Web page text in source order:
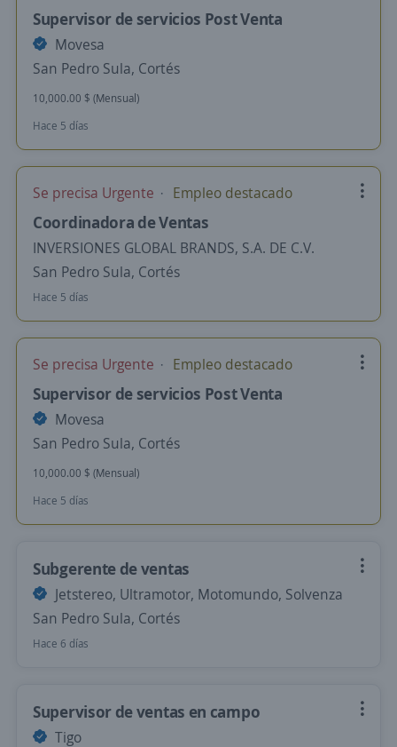
Supervisor de servicios Post Venta
Movesa
San Pedro Sula, Cortés
10,000.00 $ (Mensual)
Hace 5 días
Se precisa Urgente Empleo destacado
Coordinadora de Ventas
INVERSIONES GLOBAL BRANDS, S.A. DE C.V.
San Pedro Sula, Cortés
Hace 5 días
Se precisa Urgente Empleo destacado
Supervisor de servicios Post Venta
Movesa
San Pedro Sula, Cortés
10,000.00 $ (Mensual)
Hace 5 días
Subgerente de ventas
Jetstereo, Ultramotor, Motomundo, Solvenza
San Pedro Sula, Cortés
Hace 6 días
Supervisor de ventas en campo
Tigo